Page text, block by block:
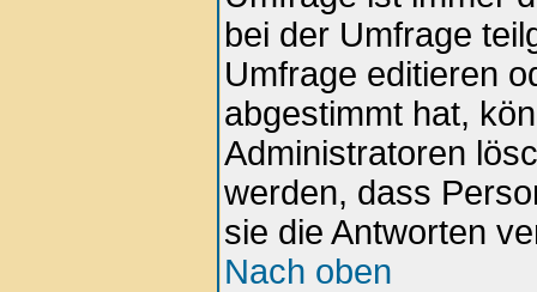
bei der Umfrage
Umfrage editieren
abgestimmt hat,
Administratoren
werden, dass
sie die Antworten
Nach oben